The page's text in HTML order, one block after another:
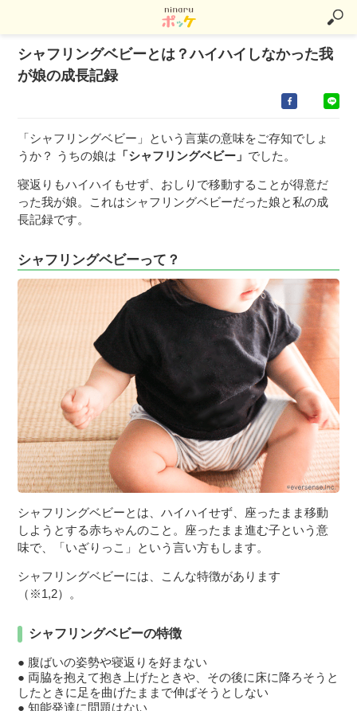
シャフリングベビーとは？ハイハイしなかった我
が娘の成長記録
「シャフリングベビー」という言葉の意味をご存知でしょ
うか？ うちの娘は 「シャフリングベビー」 でした。
寝返りもハイハイもせず、おしりで移動することが得意だ
った我が娘。これはシャフリングベビーだった娘と私の成
長記録です。
シャフリングベビーって？
シャフリングベビーとは、ハイハイせず、座ったまま移動
しようとする赤ちゃんのこと。座ったまま進む子という意
味で、「いざりっこ」という言い方もします。
シャフリングベビーには、こんな特徴があります
（※1,2）。
シャフリングベビーの特徴
腹ばいの姿勢や寝返りを好まない
両脇を抱えて抱き上げたときや、その後に床に降ろそうと
したときに足を曲げたままで伸ばそうとしない
知能発達に問題はない